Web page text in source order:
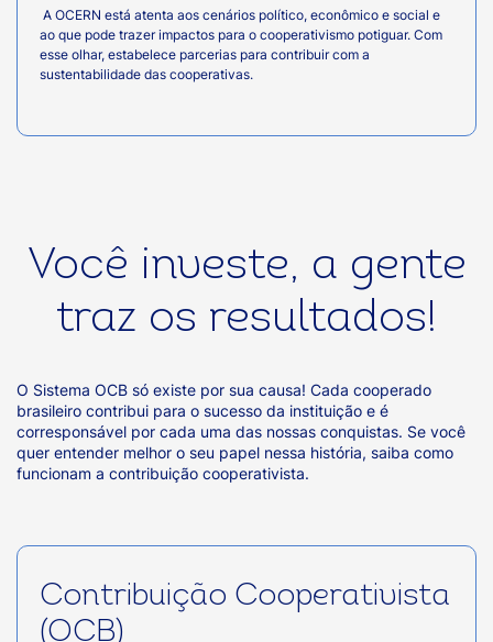
A OCERN está atenta aos cenários político, econômico e social e
ao que pode trazer impactos para o cooperativismo potiguar. Com
esse olhar, estabelece parcerias para contribuir com a
sustentabilidade das cooperativas.
Você investe, a gente
traz os resultados!
O Sistema OCB só existe por sua causa! Cada cooperado
brasileiro contribui para o sucesso da instituição e é
corresponsável por cada uma das nossas conquistas. Se você
quer entender melhor o seu papel nessa história, saiba como
funcionam a contribuição cooperativista.
Contribuição Cooperativista
(OCB)